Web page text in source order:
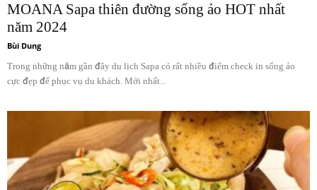
MOANA Sapa thiên đường sống ảo HOT nhất
năm 2024
Bùi Dung
Trong những năm gần đây du lịch Sapa có rất nhiều điểm check in sống ảo
cực đẹp để phục vụ du khách. Mới nhất...